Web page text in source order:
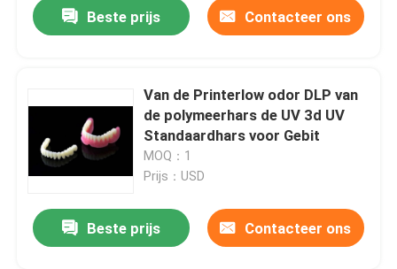
Beste prijs Contacteer ons
Van de Printerlow odor DLP van
de polymeerhars de UV 3d UV
Standaardhars voor Gebit
MOQ：1
Prijs：USD
Beste prijs Contacteer ons